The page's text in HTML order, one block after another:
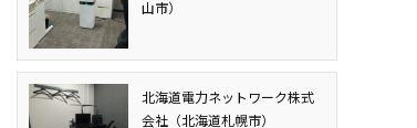
山市）
北海道電力ネットワーク株式
会社（北海道札幌市）